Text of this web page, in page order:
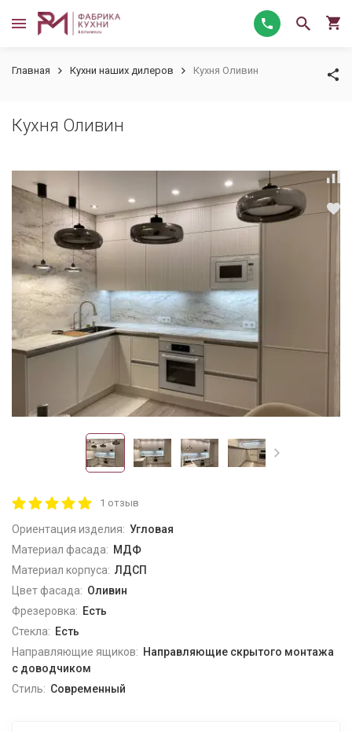
Главная Кухни наших дилеров Кухня Оливин
Кухня Оливин
1 отзыв
Ориентация изделия: Угловая
Материал фасада: МДФ
Материал корпуса: ЛДСП
Цвет фасада: Оливин
Фрезеровка: Есть
Стекла: Есть
Направляющие ящиков: Направляющие скрытого монтажа
с доводчиком
Стиль: Современный